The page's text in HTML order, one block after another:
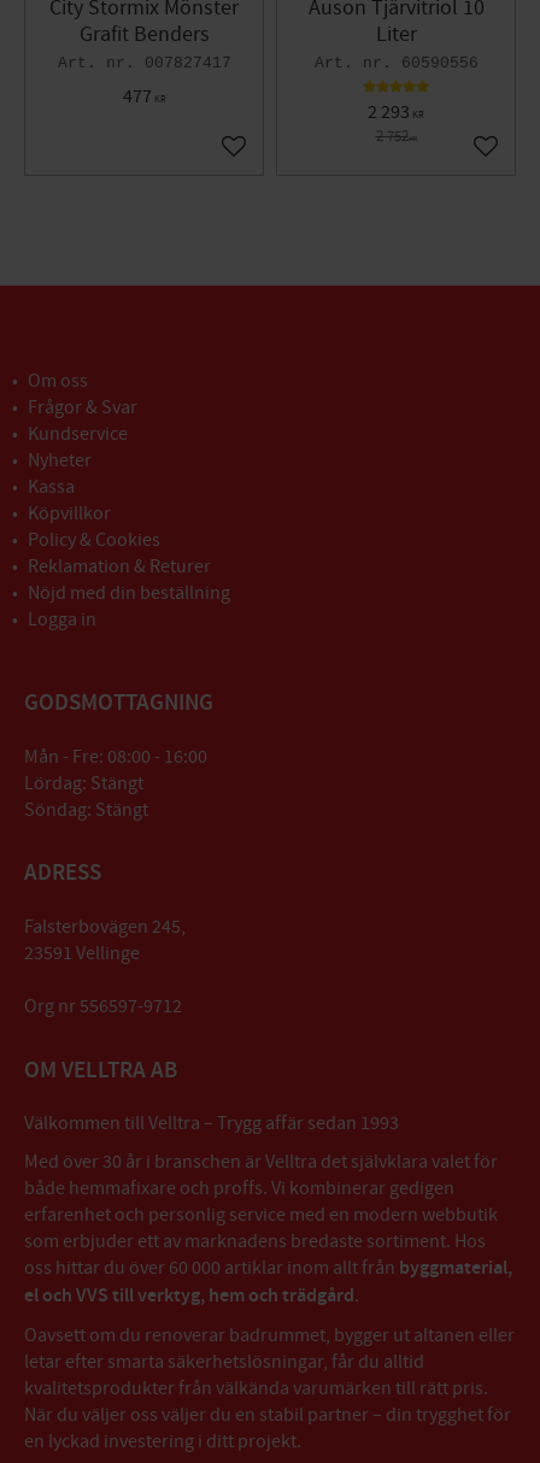
City Stormix Mönster
Grafit Benders
007827417
477 KR
Lägg till i favoriter
Auson Tjärvitriol 10
Liter
60590556
2 293 KR
2 752KR
Lägg
Om oss
Frågor & Svar
Kundservice
Nyheter
Kassa
Köpvillkor
Policy & Cookies
Reklamation & Returer
Nöjd med din beställning
Logga in
GODSMOTTAGNING
Mån - Fre: 08:00 - 16:00
Lördag: Stängt
Söndag: Stängt
ADRESS
Falsterbovägen 245,
23591 Vellinge
Org nr 556597-9712
OM VELLTRA AB
Välkommen till Velltra – Trygg affär sedan 1993
Med över 30 år i branschen är Velltra det självklara valet för
både hemmafixare och proffs. Vi kombinerar gedigen
erfarenhet och personlig service med en modern webbutik
som erbjuder ett av marknadens bredaste sortiment. Hos
oss hittar du över 60 000 artiklar inom allt från byggmaterial,
el och VVS till verktyg, hem och trädgård.
Oavsett om du renoverar badrummet, bygger ut altanen eller
letar efter smarta säkerhetslösningar, får du alltid
kvalitetsprodukter från välkända varumärken till rätt pris.
När du väljer oss väljer du en stabil partner – din trygghet för
en lyckad investering i ditt projekt.